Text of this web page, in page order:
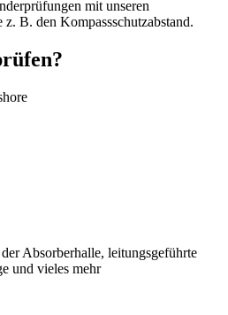
mit unseren
B. den Kompassschutzabstand.
Absorberhalle, leitungsgeführte
und vieles mehr